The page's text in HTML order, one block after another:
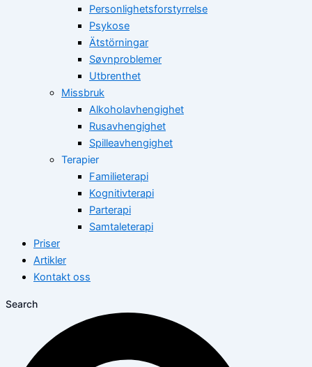
Personlighetsforstyrrelse
Psykose
Ätstörningar
Søvnproblemer
Utbrenthet
Missbruk
Alkoholavhengighet
Rusavhengighet
Spilleavhengighet
Terapier
Familieterapi
Kognitivterapi
Parterapi
Samtaleterapi
Priser
Artikler
Kontakt oss
Search